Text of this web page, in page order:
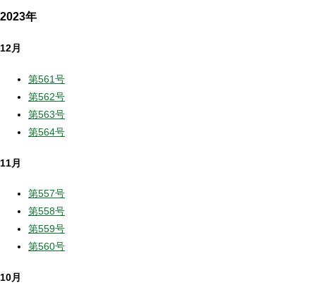
2023年
12月
第561号
第562号
第563号
第564号
11月
第557号
第558号
第559号
第560号
10月